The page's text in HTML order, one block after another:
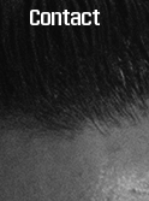
Contact